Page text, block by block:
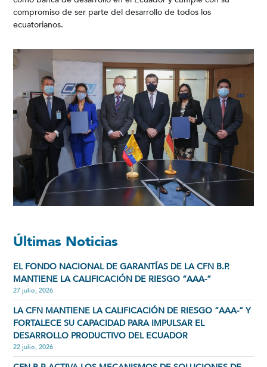
compromiso de ser parte del desarrollo de todos los
ecuatorianos.
Últimas Noticias
EL FONDO NACIONAL DE GARANTÍAS DE LA CFN B.P.
MANTIENE LA CALIFICACIÓN DE RIESGO “AAA-”
27 julio, 2026
LA CFN MANTIENE LA CALIFICACIÓN DE RIESGO “AAA-” Y
FORTALECE SU CAPACIDAD PARA IMPULSAR EL
DESARROLLO PRODUCTIVO DEL ECUADOR
22 julio, 2026